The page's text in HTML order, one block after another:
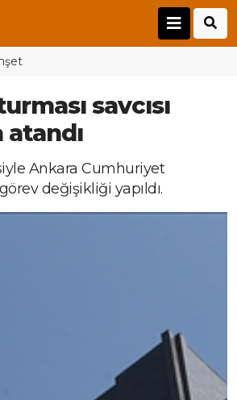
savcısı
atandı
Ankara Cumhuriyet
görev değişikliği yapıldı.